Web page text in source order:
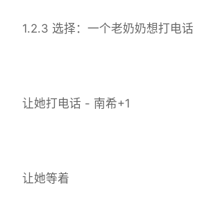
1.2.3 选择：一个老奶奶想打电话
让她打电话 - 南希+1
让她等着